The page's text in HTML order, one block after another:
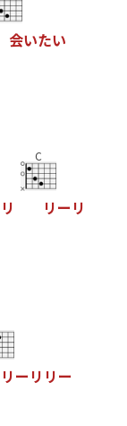
会いたい
リ
C
リー リ
リー リ リー